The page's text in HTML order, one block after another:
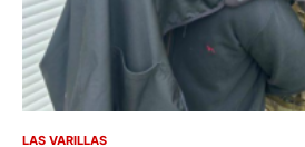
LAS VARILLAS